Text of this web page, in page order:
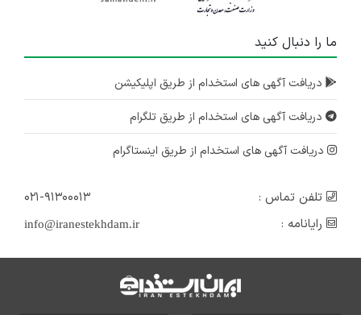
ما را دنبال کنید
دریافت آگهی های استخدام از طریق اپلیکیشن
دریافت آگهی های استخدام از طریق تلگرام
دریافت آگهی های استخدام از طریق اینستاگرام
تلفن تماس :
۰۲۱-۹۱۳۰۰۰۱۳
رایانامه :
info@iranestekhdam.ir